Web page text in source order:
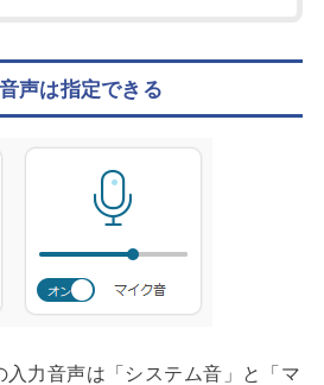
声は指定できる
力音声は「システム音」と「マ